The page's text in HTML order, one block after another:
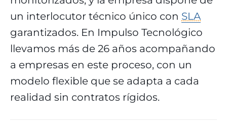
un interlocutor técnico único con SLA
garantizados. En Impulso Tecnológico
llevamos más de 26 años acompañando
a empresas en este proceso, con un
modelo flexible que se adapta a cada
realidad sin contratos rígidos.